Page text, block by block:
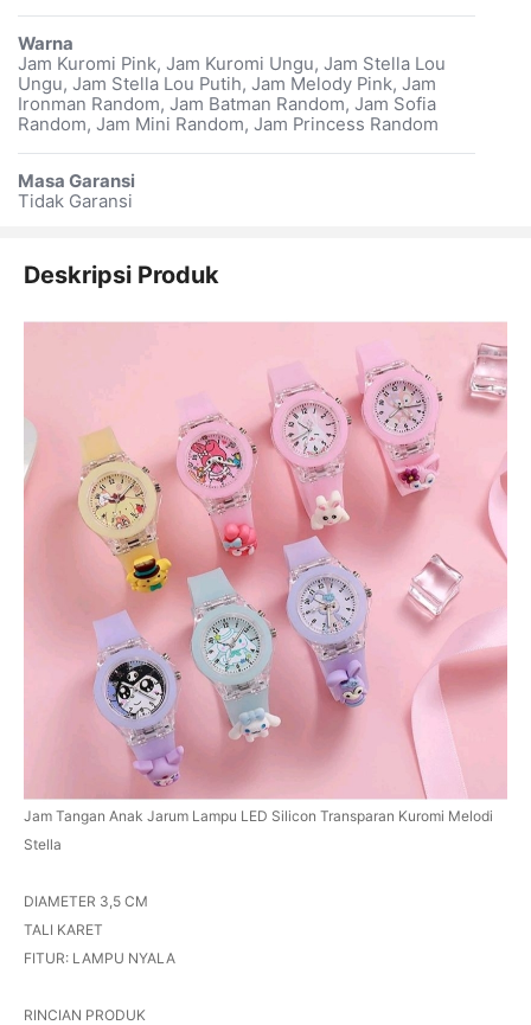
Warna
Jam Kuromi Pink, Jam Kuromi Ungu, Jam Stella Lou
Ungu, Jam Stella Lou Putih, Jam Melody Pink, Jam
Ironman Random, Jam Batman Random, Jam Sofia
Random, Jam Mini Random, Jam Princess Random
Masa Garansi
Tidak Garansi
Deskripsi Produk
Jam Tangan Anak Jarum Lampu LED Silicon Transparan Kuromi Melodi
Stella
DIAMETER 3,5 CM
TALI KARET
FITUR: LAMPU NYALA
RINCIAN PRODUK